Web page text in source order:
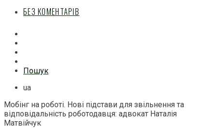
БЕЗ КОМЕНТАРІВ
Пошук
ua
Мобінг на роботі. Нові підстави для звільнення та
відповідальність роботодавця: адвокат Наталія
Матвійчук